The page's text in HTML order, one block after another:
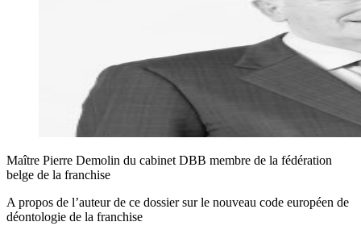
Maître Pierre Demolin du cabinet DBB membre de la fédération
belge de la franchise
A propos de l’auteur de ce dossier sur le nouveau code européen de
déontologie de la franchise